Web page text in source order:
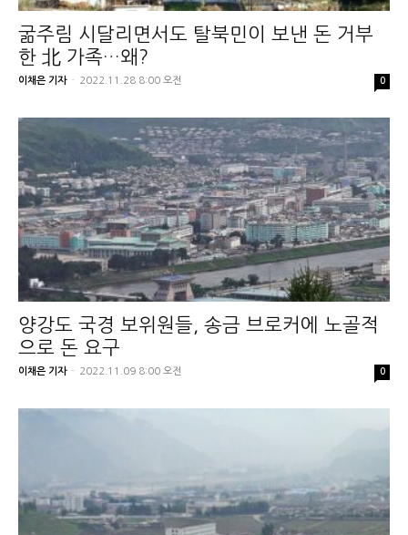
굶주림 시달리면서도 탈북민이 보낸 돈 거부
한 北 가족…왜?
이채은 기자 - 2022.11.28 8:00 오전 0
양강도 국경 보위원들, 송금 브로커에 노골적
으로 돈 요구
이채은 기자 - 2022.11.09 8:00 오전 0